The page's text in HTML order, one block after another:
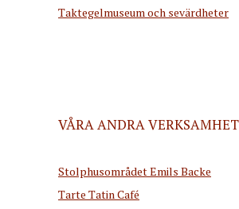
Taktegelmuseum och sevärdheter
VÅRA ANDRA
Stolphusområdet Emils Backe
Tarte Tatin Café